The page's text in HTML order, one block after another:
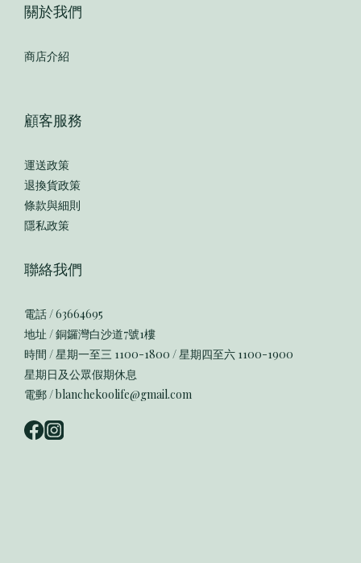
關於我們
商店介紹
顧客服務
運送政策
退換貨政策
條款與細則
隱私政策
聯絡我們
電話 / 63664695
地址 / 銅鑼灣白沙道7號1樓
時間 / 星期一至三 1100-1800 / 星期四至六 1100-1900
星期日及公眾假期休息
電郵 / blanchekoolife@gmail.com